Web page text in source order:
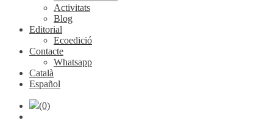
Activitats
Blog
Editorial
Ecoedició
Contacte
Whatsapp
Català
Español
(0)